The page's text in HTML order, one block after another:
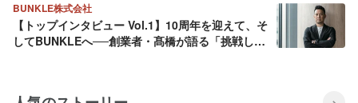
BUNKLE株式会社
【トップインタビュー Vol.1】10周年を迎えて、そ
してBUNKLEへ──創業者・髙橋が語る「挑戦し続